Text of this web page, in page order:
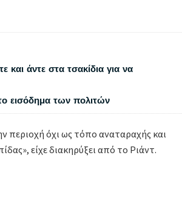
και άντε στα τσακίδια για να
εισόδημα των πολιτών
περιοχή όχι ως τόπο αναταραχής και
είχε διακηρύξει από το Ριάντ.